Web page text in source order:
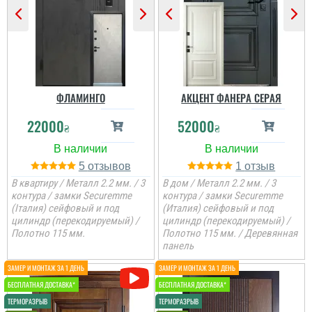
ціна, мені потрібно були
закрить два проєми і
мене все влаштувало....
ФЛАМИНГО
22000₴
5
В квартиру / Металл 2.2 мм. / 3
контура / замки Securemme
(Італия) сейфовый и под
цилиндр (перекодируемый) /
Полотно 115 мм.
АКЦЕНТ ФАНЕРА СЕРАЯ
52000₴
1
В дом / Металл 2.2 мм. / 3
контура / замки Securemme
(Италия) сейфовый и под
цилиндр (перекодируемый) /
Полотно 115 мм. / Деревянная
панель